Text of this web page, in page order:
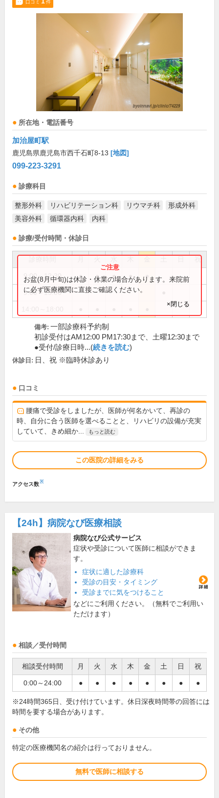
口コミ 件
所在地・電話番号
加治屋町駅
鹿児島県鹿児島市西千石町8-13 [地図]
099-223-3291
診療科目
整形外科 リハビリテーション科 リウマチ科
形成外科
美容外科
循環器内科 内科
診療/受付時間・休診日
祝
9:00～12:30 ● ● ● ● ●
9:00～13:00
お盆(8月中旬)は休診・休業の場合があります。来院前
に必ず医療機関に直接ご確認ください。
×閉じる
備考: 一部診療科予約制
初診受付はAM12:00 PM17:30まで、土曜12:30まで
●受付/診療日時...(続きを読む)
休診日: 日、祝 ※臨時休診あり
口コミ
腰痛で受診をしましたが、医師が何名かいて、再診の
時、自分に合う医師を選べることと、リハビリの設備が充実
していて、きめ細か...
もっと読む
この医院の詳細をみる
アクセス数※
【24h】 病院なび医療相談
病院なび公式サービス
症状や受診について医師に相談ができま
す。
症状に適した診療科
受診の目安・タイミング
受診までに気をつけること
などにご利用ください。（無料でご利用い
ただけます）
相談／受付時間
相談受付時間 月 火 水 木 金 土 日 祝
0:00～24:00 ● ● ● ● ● ● ● ●
※24時間365日、受け付けています。休日深夜時間帯の回答には
時間を要する場合があります。
その他
特定の医療機関名の紹介は行っておりません。
無料で医師に相談する